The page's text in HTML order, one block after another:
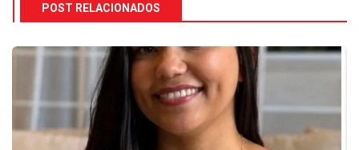
POST RELACIONADOS